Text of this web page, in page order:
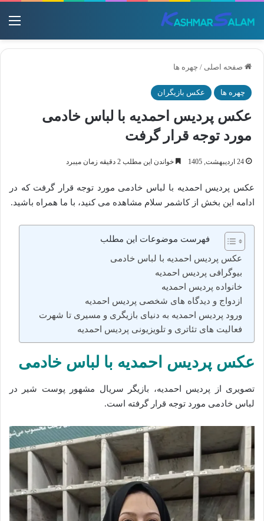
صفحه اصلی / چهره ها
چهره ها عکس بازیگران
عکس پردیس احمدیه با لباس خادمی
مورد توجه قرار گرفت
24 اردیبهشت, 1405 خواندن این مطلب 2 دقیقه زمان میبرد
عکس پردیس احمدیه با لباس خادمی مورد توجه قرار گرفت که در
ادامه این بخش از کاشمر سلام مشاهده می کنید، با ما همراه باشید.
فهرست موضوعات این مطلب
عکس پردیس احمدیه با لباس خادمی
بیوگرافی پردیس احمدیه
خانواده پردیس احمدیه
ازدواج و دیدگاه‌ های شخصی پردیس احمدیه
ورود پردیس احمدیه به دنیای بازیگری و مسیری تا شهرت
فعالیت‌ های تئاتری و تلویزیونی پردیس احمدیه
عکس پردیس احمدیه با لباس خادمی
تصویری از پردیس احمدیه، بازیگر سریال مشهور پوست شیر در
لباس خادمی مورد توجه قرار گرفته است.